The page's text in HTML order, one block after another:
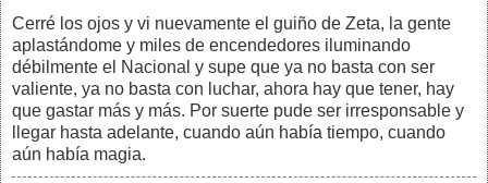
Cerré los ojos y vi nuevamente el guiño de Zeta, la gente
aplastándome y miles de encendedores iluminando
débilmente el Nacional y supe que ya no basta con ser
valiente, ya no basta con luchar, ahora hay que tener, hay
que gastar más y más. Por suerte pude ser irresponsable y
llegar hasta adelante, cuando aún había tiempo, cuando
aún había magia.